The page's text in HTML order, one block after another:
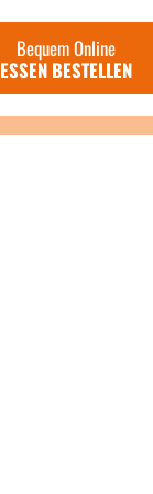
Bequem Online
ESSEN BESTELLEN